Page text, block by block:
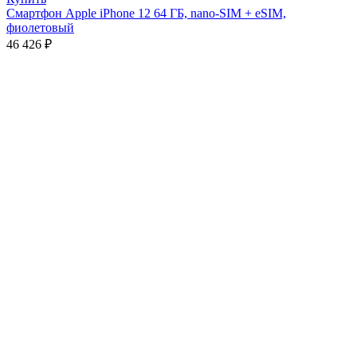
Смартфон Apple iPhone 12 64 ГБ, nano-SIM + eSIM,
фиолетовый
46 426 ₽